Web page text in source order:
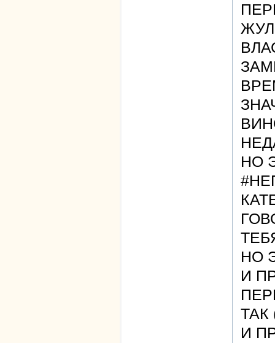
НО
НО
И
И